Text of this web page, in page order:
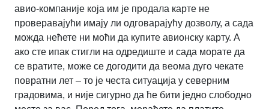
авио-компаније која им је продала карте не
проверавајући имају ли одговарајућу дозволу, а сада
можда нећете ни моћи да купите авионску карту. А
ако сте ипак стигли на одредиште и сада морате да
се вратите, може се догодити да веома дуго чекате
повратни лет – то је честа ситуација у северним
градовима, и није сигурно да ће бити једно слободно